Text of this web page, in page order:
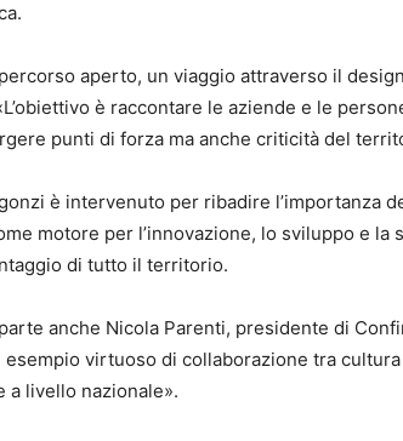
aperto, un viaggio attraverso il
è raccontare le aziende e le
punti di forza ma anche criticità del
è intervenuto per ribadire l’importanza
motore per l’innovazione, lo sviluppo e la
di tutto il territorio.
anche Nicola Parenti, presidente di
virtuoso di collaborazione tra
a livello nazionale».